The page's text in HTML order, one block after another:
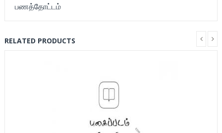
பணத்தோட்டம்
RELATED PRODUCTS